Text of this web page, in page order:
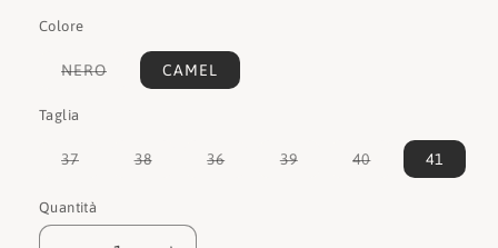
Colore
NEROVariante
esaurita
CAMEL
Taglia
37Variante
non
disponibile
38Variante
disponibile
36Variante
39Variante
40Variante
esaurita
41
Quantità
Quantità